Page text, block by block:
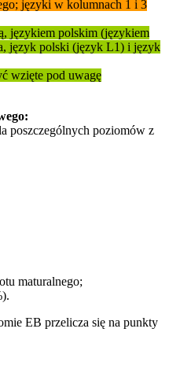
języki w kolumnach 1 i 3
językiem polskim (językiem
język polski (język L1) i język
wzięte pod uwagę
poszczególnych poziomów z
maturalnego;
EB przelicza się na punkty